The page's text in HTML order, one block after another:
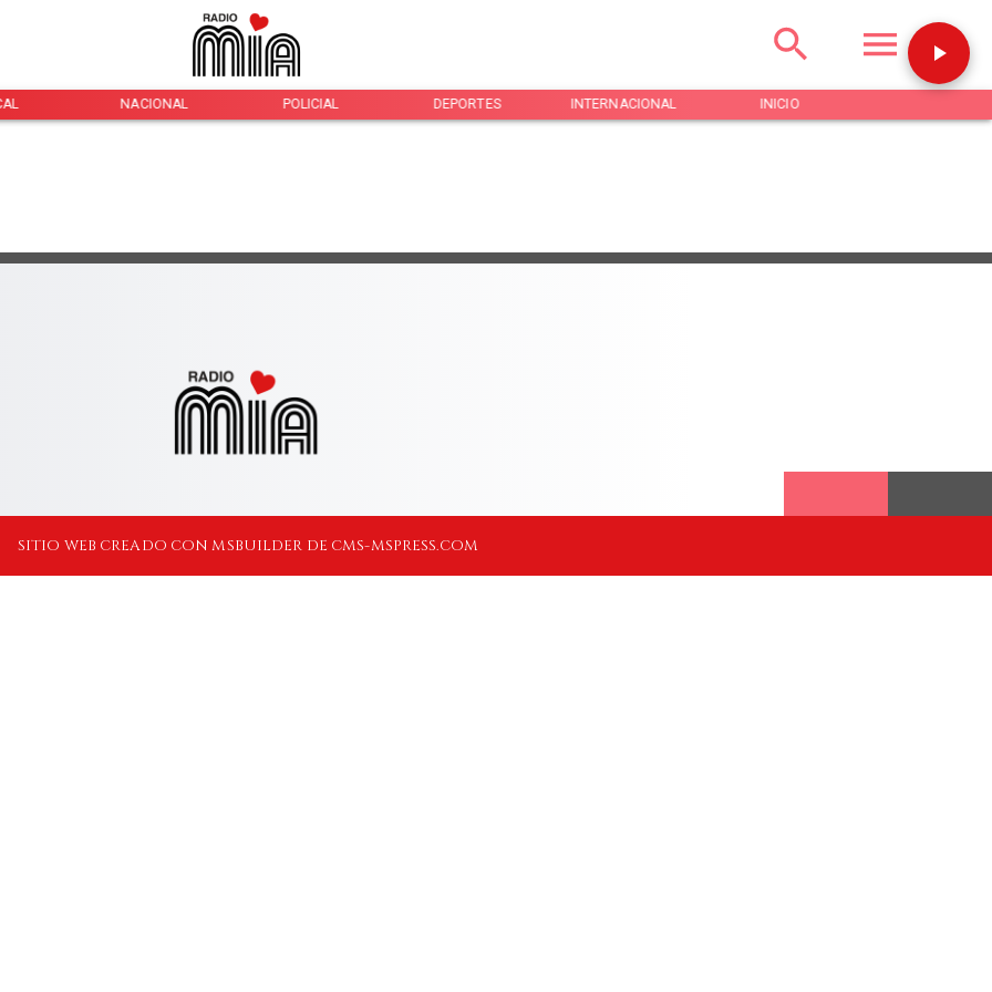
NACIONAL POLICIAL DEPORTES INTERNACIONAL INICIO
SITIO WEB CREADO CON MSBUILDER DE CMS-MSPRESS.COM